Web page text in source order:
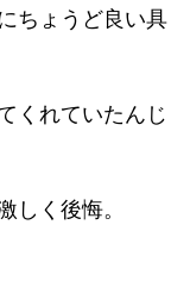
ちょうど良い具
くれていたんじ
しく後悔。